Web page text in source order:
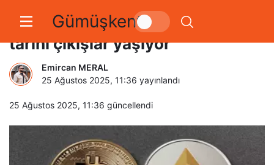
Gümüşkent
Bitcoin ve Ethereum ETF’leri
tarihi çıkışlar yaşıyor
Emircan MERAL
25 Ağustos 2025, 11:36 yayınlandı
25 Ağustos 2025, 11:36 güncellendi